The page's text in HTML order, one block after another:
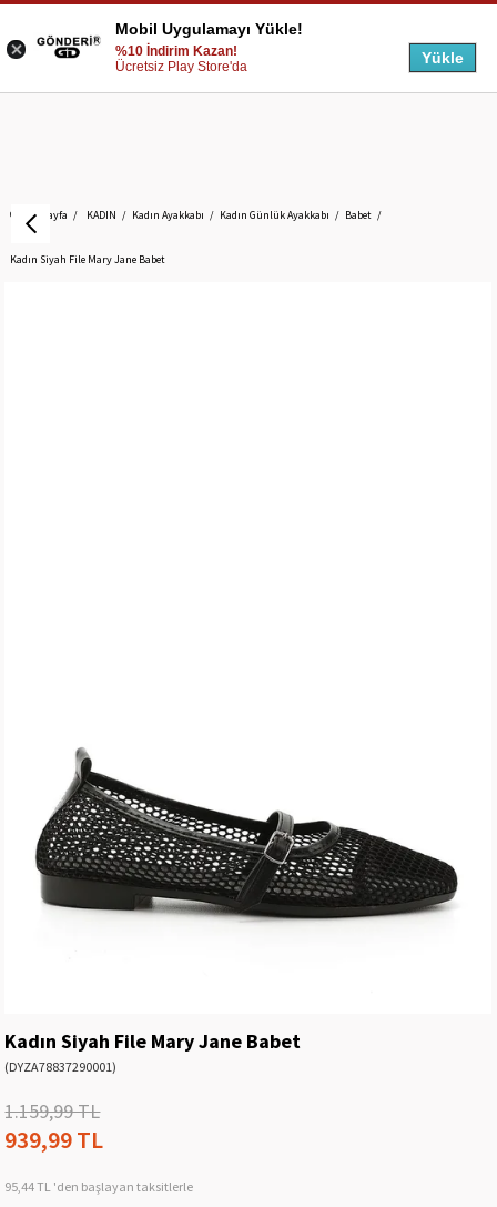
Anasayfa KADIN Kadın Ayakkabı Kadın Günlük Ayakkabı Babet
Kadın Siyah File Mary Jane Babet
Kadın Siyah File Mary Jane Babet
(DYZA78837290001)
1.159,99 TL
939,99 TL
95,44 TL 'den başlayan taksitlerle
Mobil Uygulamayı Yükle!
%10 İndirim Kazan!
Ücretsiz Play Store'da
Yükle